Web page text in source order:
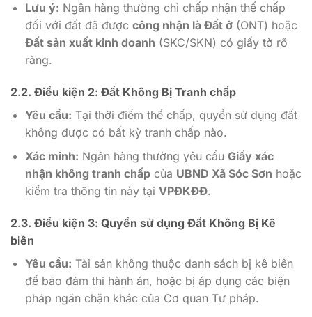
Lưu ý: Ngân hàng thường chỉ chấp nhận thế chấp
đối với đất đã được công nhận là Đất ở(ONT) hoặc
Đất sản xuất kinh doanh (SKC/SKN) có giấy tờ rõ
ràng.
2.2. Điều kiện 2: Đất Không Bị Tranh chấp
Yêu cầu: Tại thời điểm thế chấp, quyền sử dụng đất
không được có bất kỳ tranh chấp nào.
Xác minh: Ngân hàng thường yêu cầu Giấy xác
nhận không tranh chấpcủa UBND Xã Sóc Sơn hoặc
kiểm tra thông tin này tại VPĐKĐĐ.
2.3. Điều kiện 3: Quyền sử dụng Đất Không Bị Kê
biên
Yêu cầu: Tài sản không thuộc danh sách bị kê biên
để bảo đảm thi hành án, hoặc bị áp dụng các biện
pháp ngăn chặn khác của Cơ quan Tư pháp.